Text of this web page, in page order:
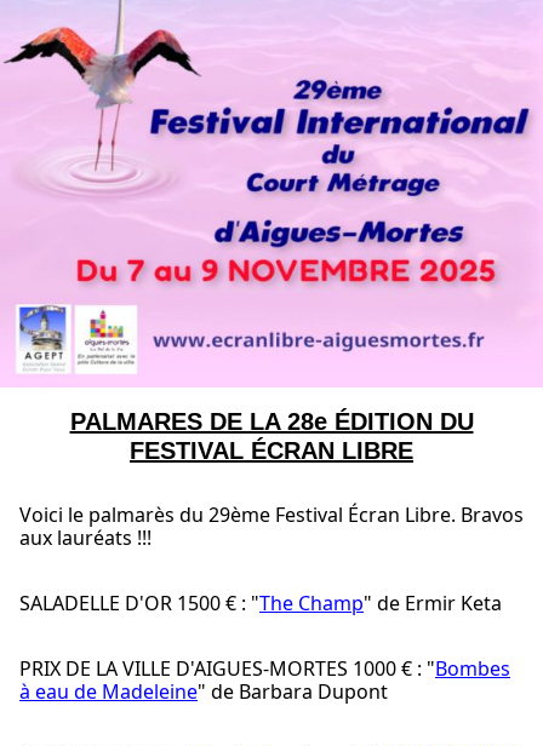
PALMARES DE LA 28e ÉDITION DU
FESTIVAL ÉCRAN LIBRE
Voici le palmarès du 29ème Festival Écran Libre. Bravos
aux lauréats !!!
SALADELLE D'OR 1500 € : "The Champ" de Ermir Keta
PRIX DE LA VILLE D'AIGUES-MORTES 1000 € : "Bombes
à eau de Madeleine" de Barbara Dupont